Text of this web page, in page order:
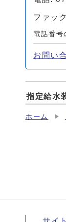
ファッ
電話番号
お問い
指定給水
ホーム